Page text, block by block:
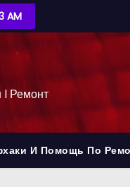
AM
l Ремонт
И Помощь По